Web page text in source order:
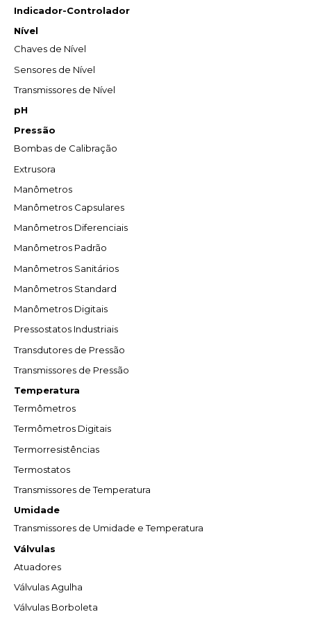
Indicador-Controlador
Nível
Chaves de Nível
Sensores de Nível
Transmissores de Nível
pH
Pressão
Bombas de Calibração
Extrusora
Manômetros
Manômetros Capsulares
Manômetros Diferenciais
Manômetros Padrão
Manômetros Sanitários
Manômetros Standard
Manômetros Digitais
Pressostatos Industriais
Transdutores de Pressão
Transmissores de Pressão
Temperatura
Termômetros
Termômetros Digitais
Termorresistências
Termostatos
Transmissores de Temperatura
Umidade
Transmissores de Umidade e Temperatura
Válvulas
Atuadores
Válvulas Agulha
Válvulas Borboleta